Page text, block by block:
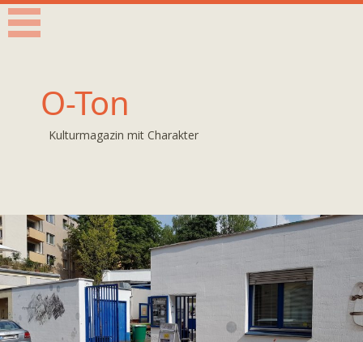
O-Ton
Kulturmagazin mit Charakter